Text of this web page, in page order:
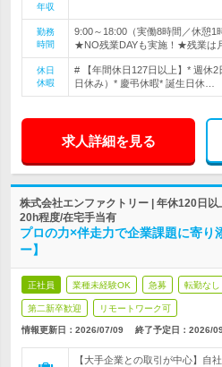
年収
勤務
時間
9:00～18:00（実働8時間／休憩
★NO残業DAYも実施！★残業は
休日
休暇
# 【年間休日127日以上】* 週休
日休み）* 慶弔休暇* 誕生日休…
求人詳細を見る
株式会社エンファクトリー | 年休120日
20h程度/在宅手当有
プロの力×伴走力で企業課題に寄り
ー】
正社員 業種未経験OK 急募 転勤なし
第二新卒歓迎 リモートワーク可
情報更新日：2026/07/09 終了予定日： 2026/
【大手企業との取引が中心】自